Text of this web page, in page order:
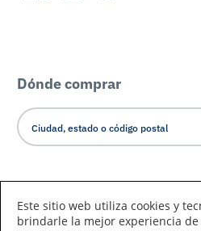
Dónde comprar
Este sitio web utiliza cookies y
brindarle la mejor experiencia